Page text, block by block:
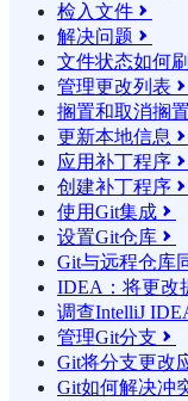
检入文件 
解决问题 
文件状态如何
管理更改列表 
搁置和取消搁
更新本地信息 
应用补丁程序 
创建补丁程序 
使用Git集成 
设置Git仓库 
Git与远程仓库
IDEA：将更改
调查IntelliJ
管理Git分支 
Git将分支更改
Git如何解决冲